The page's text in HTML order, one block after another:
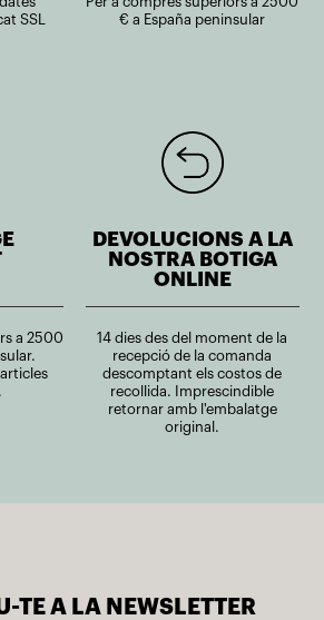
SSL
€ a España peninsular
a 2500
DEVOLUCIONS A LA
NOSTRA BOTIGA
ONLINE
14 dies des del moment de la
recepció de la comanda
descomptant els costos de
recollida. Imprescindible
retornar amb l'embalatge
original.
TE A LA NEWSLETTER